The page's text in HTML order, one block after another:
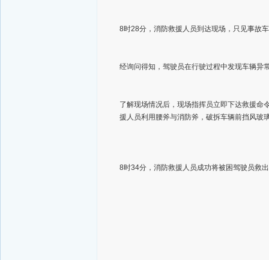
8时28分，消防救援人员到达现场，只见事故
经询问得知，驾驶员在行驶过程中发现车辆异
了解现场情况后，现场指挥员立即下达救援命
援人员利用腰斧与消防斧，破拆车辆前挡风玻
8时34分，消防救援人员成功将被困驾驶员救